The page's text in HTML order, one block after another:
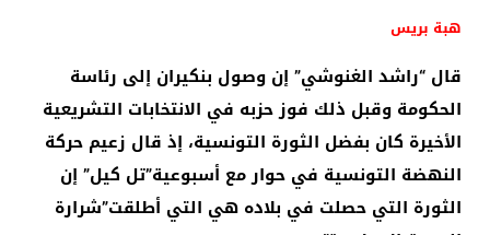
هبة بريس
قال “راشد الغنوشي” إن وصول بنكيران إلى رئاسة
الحكومة وقبل ذلك فوز حزبه في الانتخابات التشريعية
الأخيرة كان بفضل الثورة التونسية، إذ قال زعيم حركة
النهضة التونسية في حوار مع أسبوعية”تل كيل” إن
الثورة التي حصلت في بلاده هي التي أطلقت”شرارة